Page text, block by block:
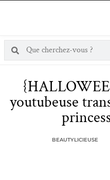
youtubeuse
BEAUTYLICIEUSE